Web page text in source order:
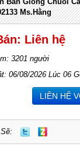
Ms.Hằng
Liên hệ
3201 người
06/08/2026 Lúc 06
LIÊN HỆ